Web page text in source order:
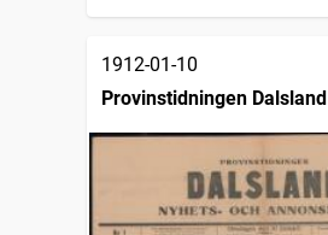
1912-01-10
Provinstidningen Dalsland